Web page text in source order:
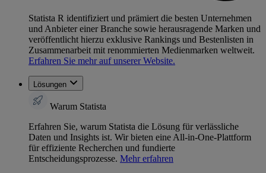
Statista R identifiziert und prämiert die besten Unternehmen
und Anbieter einer Branche sowie herausragende Marken und
veröffentlicht hierzu exklusive Rankings und Bestenlisten in
Zusammenarbeit mit renommierten Medienmarken weltweit.
Erfahren Sie mehr auf unserer Website.
Lösungen
Warum Statista
Erfahren Sie, warum Statista die Lösung für verlässliche
Daten und Insights ist. Wir bieten eine All-in-One-Plattform
für effiziente Recherchen und fundierte
Entscheidungsprozesse. Mehr erfahren